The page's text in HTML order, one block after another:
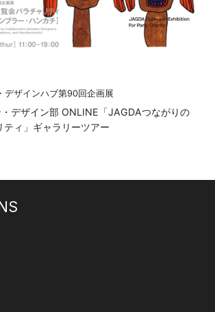
デザインハブ第90回企画展
デザイン部 ONLINE「JAGDAつながりの
ティ」ギャラリーツアー